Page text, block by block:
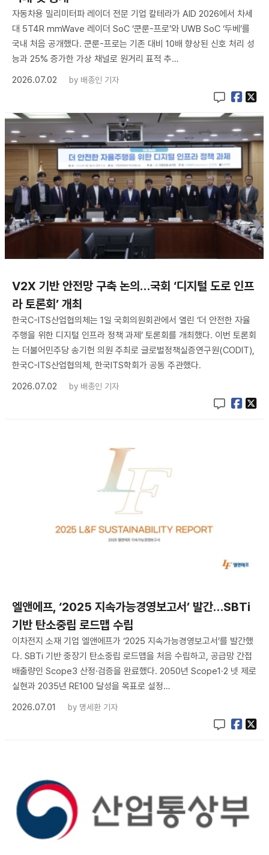
자동차용 밀리미터파 레이더 전문 기업 칼테라가 AID 2026에서 차세
대 5T4R mmWave 레이더 SoC ‘쿤룬-프로’와 UWB SoC ‘두베’를
국내 처음 공개했다. 쿤룬-프로는 기존 대비 10배 향상된 신호 처리 성
능과 25% 증가한 가상 채널로 원거리 표적 추…
2026.07.02
by 배종인 기자
V2X 기반 안전망 구축 논의…국회 ‘디지털 도로 인프
라 토론회’ 개최
한국C-ITS산업협의체는 1일 국회의원회관에서 열린 ‘더 안전한 자율
주행을 위한 디지털 인프라 정책 과제’ 토론회를 개최했다. 이번 토론회
는 더불어민주당 송기헌 의원 주최로 글로벌정책실증연구원(CODIT),
한국C-ITS산업협의체, 한국ITS학회가 공동 주관했다.
2026.07.02
by 배종인 기자
엘앤에프, ‘2025 지속가능경영보고서’ 발간…SBTi
기반 탄소중립 로드맵 수립
이차전지 소재 기업 엘앤에프가 ‘2025 지속가능경영보고서’를 발간했
다. SBTi 기반 중장기 탄소중립 로드맵을 처음 수립하고, 공급망 간접
배출량인 Scope3 산정·검증을 완료했다. 2050년 Scope1·2 넷 제로
실현과 2035년 RE100 달성을 목표로 설정…
2026.07.01
by 명세환 기자